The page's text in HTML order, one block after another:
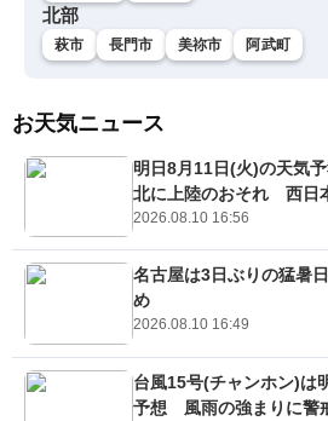
北部
萩市 長門市 美祢市 阿武町
お天気ニュース
明日8月11日(火)の天気
北に上陸のおそれ 西日
2026.08.10 16:56
名古屋は3日ぶりの猛暑
め
2026.08.10 16:49
台風15号(チャンホン)は
予想 風雨の強まりに警